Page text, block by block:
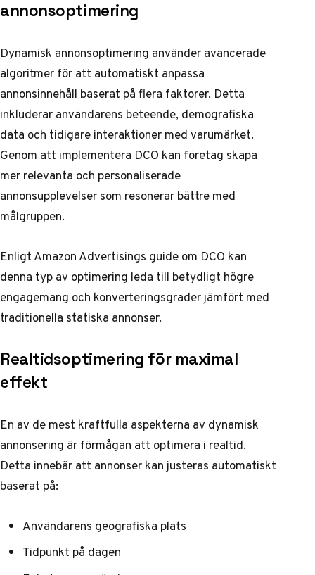
annonsoptimering
Dynamisk annonsoptimering använder avancerade
algoritmer för att automatiskt anpassa
annonsinnehåll baserat på flera faktorer. Detta
inkluderar användarens beteende, demografiska
data och tidigare interaktioner med varumärket.
Genom att implementera DCO kan företag skapa
mer relevanta och personaliserade
annonsupplevelser som resonerar bättre med
målgruppen.
EnligtAmazon Advertisings guide om DCO kan
denna typ av optimering leda till betydligt högre
engagemang och konverteringsgrader jämfört med
traditionella statiska annonser.
Realtidsoptimering för maximal
effekt
En av de mest kraftfulla aspekterna av dynamisk
annonsering är förmågan att optimera i realtid.
Detta innebär att annonser kan justeras automatiskt
baserat på:
Användarens geografiska plats
Tidpunkt på dagen